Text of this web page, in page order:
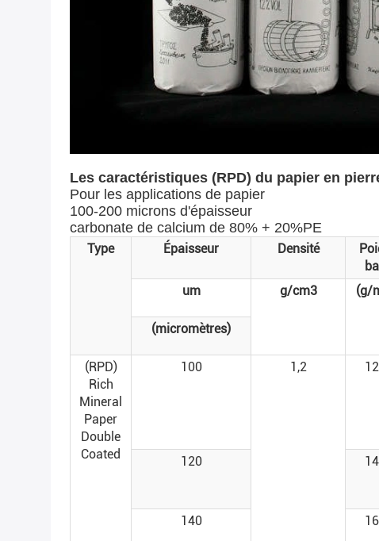
Les caractéristiques (RPD) du papier en
Pour les applications de papier
100-200 microns d'épaisseur
carbonate de calcium de 80% + 20%PE
Type Épaisseur Densité
um g/cm3 (g/
(micromètres)
(RPD)
Rich
Mineral
Paper
Double
Coated
100 1,2
120
140